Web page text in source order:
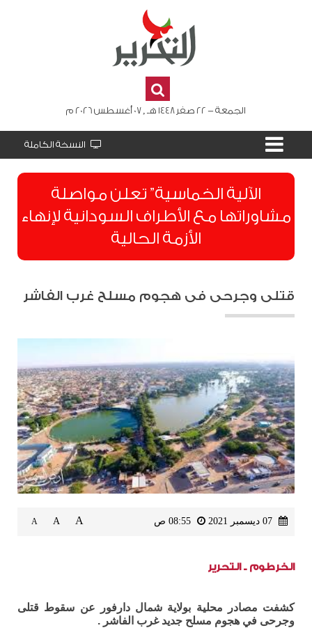
الجمعة - 22 صفر 1448 هـ , 07 أغسطس 2026 م
النسخة الكاملة
الآلية الخماسية” تعلن مواصلة
مشاوراتها مع الأطراف السودانية لإنهاء
الأزمة الحالية
قتلى وجرحى فى هجوم مسلح غرب الفاشر
A
A
A
الخرطوم ـ التحرير
كشفت مصادر محلية بولاية شمال دارفور عن سقوط قتلى
وجرحى في هجوم مسلح جديد غرب الفاشر .